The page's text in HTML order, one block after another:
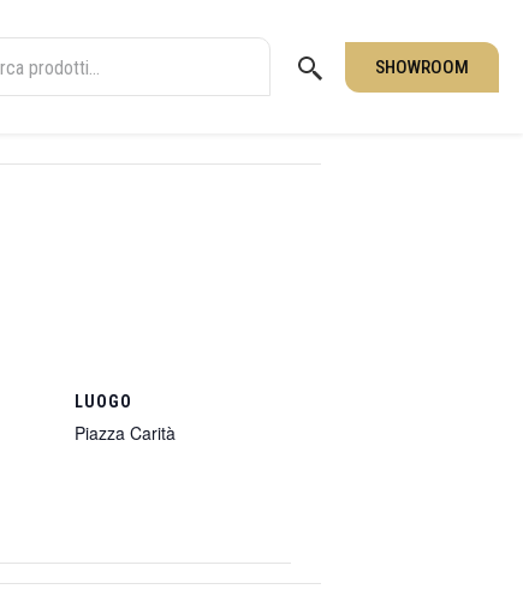
SHOWROOM
LUOGO
Piazza Carità